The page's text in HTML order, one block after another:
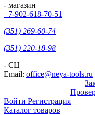
- магазин
+7-902-618-70-51
(351) 269-60-74
(351) 220-18-98
- СЦ
Email: office@neya-tools.ru
Войти Регистрация
Каталог товаров